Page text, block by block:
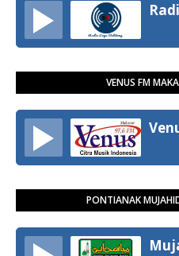
VENUS FM
PONTIANAK